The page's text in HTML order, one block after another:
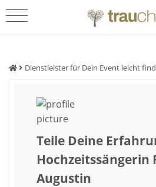
Dienstleister für Dein Event leicht
Teile Deine
Hochzeitssängerin
Augustin